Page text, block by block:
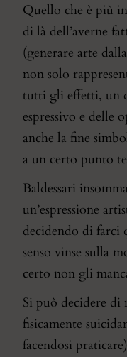
Quello che è più
di là dell’averne
(generare arte
non solo
tutti gli effetti, un
espressivo e delle
anche la fine
a un certo punto
Baldessari
un’espressione
decidendo di farci
senso vinse sulla
certo non gli
Si può decidere di
fisicamente
facendosi